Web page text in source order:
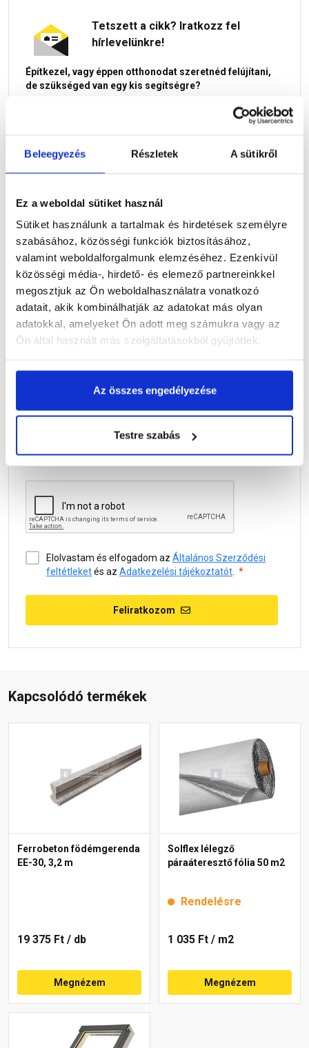
Beleegyezés Részletek A sütikről
Ez a weboldal sütiket használ
Sütiket használunk a tartalmak és hirdetések személyre
szabásához, közösségi funkciók biztosításához,
valamint weboldalforgalmunk elemzéséhez. Ezenkívül
közösségi média-, hirdető- és elemező partnereinkkel
megosztjuk az Ön weboldalhasználatra vonatkozó
adatait, akik kombinálhatják az adatokat más olyan
adatokkal, amelyeket Ön adott meg számukra vagy az
Ön által használt más szolgáltatásokból gyűjtöttek.
Az összes engedélyezése
Testre szabás
Tetszett a cikk? Iratkozz fel
hírlevelünkre!
Építkezel, vagy éppen otthonodat szeretnéd felújítani,
de szükséged van egy kis segítségre?
Az építőanyag.huhírleveleiben hasznos információkkal,
építkezési praktikákkal látunk el Téged, hogy a leendő
otthonod tényleg tökéletes legyen, és a legjobb minőségű
építőanyagokat tudd kiválasztani. Akciós termékeinkről is
első kézből kapsz tájékoztatást, így nemcsak hogy jó
döntést hozol, de spórolhatsz is!
Vezetéknév
Elolvastam és elfogadom az Általános Szerződési
feltétleketés az Adatkezelési tájékoztatót
Feliratkozom
Kapcsolódó termékek
Ferrobeton födémgerenda
EE-30, 3,2 m
19 375 Ft / db
Megnézem
Solflex lélegző
páraáteresztő fólia 50 m2
Rendelésre
1 035 Ft / m2
Megnézem